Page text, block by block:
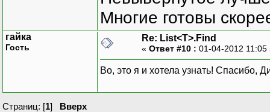
Многие готовы
гайка
Гость
Re: List<T>.Find
« Ответ #10 : 01-04-2012
Во, это я и хотела узнать! Спасибо,
Страниц: [1] Вверх